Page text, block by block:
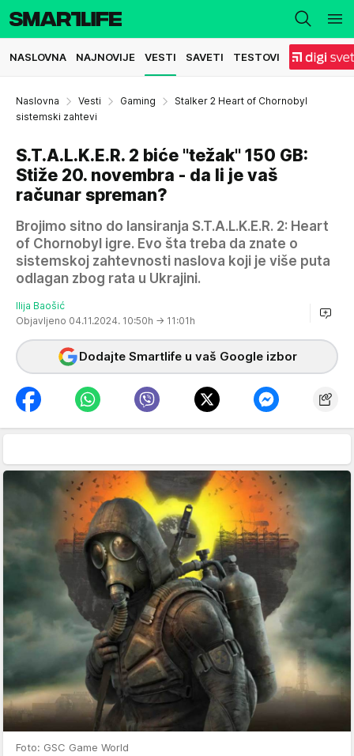
NASLOVNA NAJNOVIJE VESTI SAVETI TESTOVI
Naslovna Vesti Gaming
Stalker 2 Heart of Chornobyl
sistemski zahtevi
S.T.A.L.K.E.R. 2 biće "težak" 150 GB:
Stiže 20. novembra - da li je vaš
računar spreman?
Brojimo sitno do lansiranja S.T.A.L.K.E.R. 2: Heart
of Chornobyl igre. Evo šta treba da znate o
sistemskoj zahtevnosti naslova koji je više puta
odlagan zbog rata u Ukrajini.
Ilija Baošić
Objavljeno 04.11.2024. 10:50h → 11:01h
Dodajte Smartlife u vaš Google izbor
Foto: GSC Game World